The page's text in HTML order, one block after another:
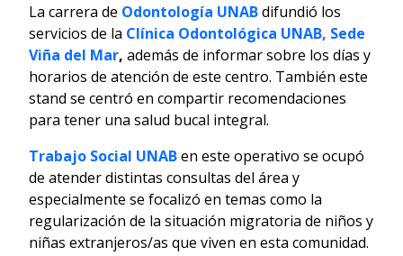
La carrera de Odontología UNABdifundió los
servicios de la Clínica Odontológica UNAB, Sede
Viña del Mar, además de informar sobre los días y
horarios de atención de este centro. También este
stand se centró en compartir recomendaciones
para tener una salud bucal integral.
Trabajo Social UNABen este operativo se ocupó
de atender distintas consultas del área y
especialmente se focalizó en temas como la
regularización de la situación migratoria de niños y
niñas extranjeros/as que viven en esta comunidad.